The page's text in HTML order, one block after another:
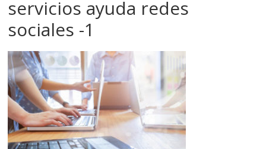
servicios ayuda redes
sociales -1